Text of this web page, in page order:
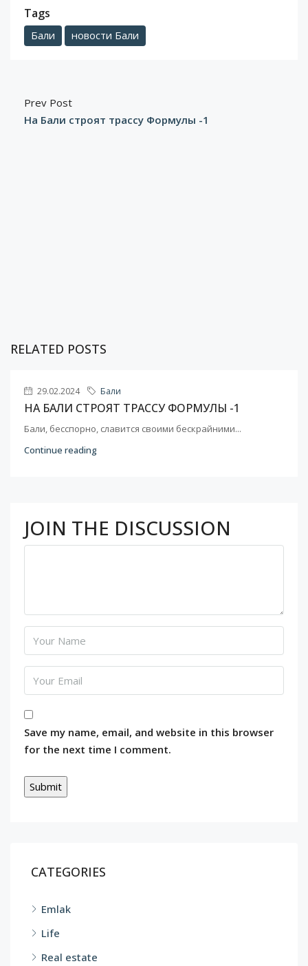
Tags
Бали новости Бали
Prev Post
На Бали строят трассу Формулы -1
RELATED POSTS
29.02.2024 Бали
НА БАЛИ СТРОЯТ ТРАССУ ФОРМУЛЫ -1
Бали, бесспорно, славится своими бескрайними...
Continue reading
JOIN THE DISCUSSION
Save my name, email, and website in this browser
for the next time I comment.
CATEGORIES
Emlak
Life
Real estate